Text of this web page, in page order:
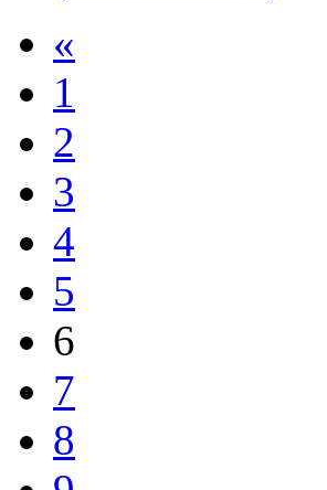
«
1
2
3
4
5
6
7
8